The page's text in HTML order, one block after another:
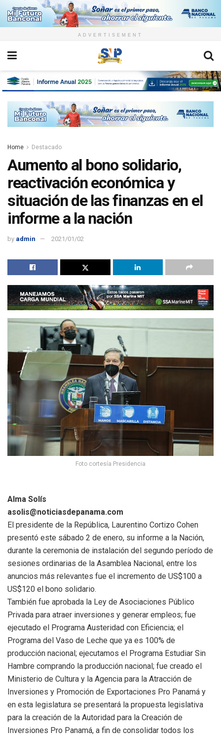
ADVERTISEMENT
Home Destacado
Aumento al bono solidario,
reactivación económica y
situación de las finanzas en el
informe a la nación
by admin 2021/01/02
Foto cortesía Presidencia
Alma Solís
asolis@noticiasdepanama.com
El presidente de la República, Laurentino Cortizo Cohen
presentó este sábado 2 de enero, su informe a la Nación,
durante la ceremonia de instalación del segundo período de
sesiones ordinarias de la Asamblea Nacional, entre los
anuncios más relevantes fue el incremento de US$100 a
US$120 el bono solidario.
También fue aprobada la Ley de Asociaciones Público
Privada para atraer inversiones y generar empleos; fue
ejecutado el Programa Austeridad con Eficiencia; el
Programa del Vaso de Leche que ya es 100% de
producción nacional; ejecutamos el Programa Estudiar Sin
Hambre comprando la producción nacional; fue creado el
Ministerio de Cultura y la Agencia para la Atracción de
Inversiones y Promoción de Exportaciones Pro Panamá y
en esta legislatura se presentará la propuesta legislativa
para la creación de la Autoridad para la Creación de
Inversiones Pro Panamá, a fin de consolidar todos los